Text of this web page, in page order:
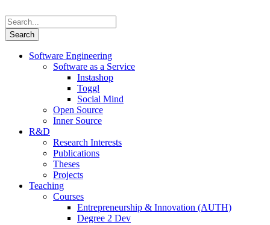
Software Engineering
Software as a Service
Instashop
Toggl
Social Mind
Open Source
Inner Source
R&D
Research Interests
Publications
Theses
Projects
Teaching
Courses
Entrepreneurship & Innovation (AUTH)
Degree 2 Dev